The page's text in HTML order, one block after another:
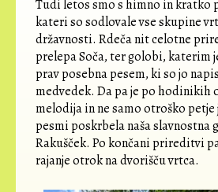
Tudi letos smo s himno in kratko
kateri so sodlovale vse skupine
državnosti. Rdeča nit celotne
prelepa Soča, ter golobi, katerim
prav posebna pesem, ki so jo
medvedek. Da pa je po hodinikih
melodija in ne samo otroško
pesmi poskrbela naša slavnostna
Rakušček. Po končani prireditvi
rajanje otrok na dvorišču vrtca.